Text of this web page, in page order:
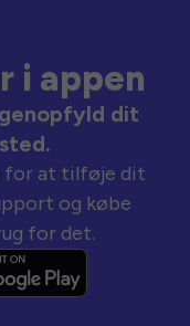
i appen
dit
for at tilføje dit
og købe
for det.